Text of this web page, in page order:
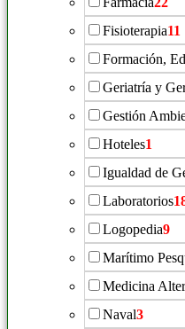
Fisioterapia11
Formación,
Geriatría y
Gestión
Hoteles1
Igualdad de
Laboratorios
Logopedia9
Marítimo
Medicina
Naval3